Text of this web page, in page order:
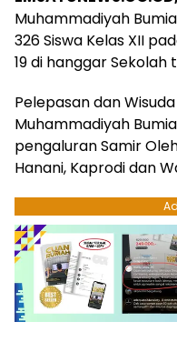
Muhammadiyah
326 Siswa Kelas XII
19 di hanggar
Pelepasan dan Wisuda
Muhammadiyah
pengaluran Samir
Hanani, Kaprodi dan